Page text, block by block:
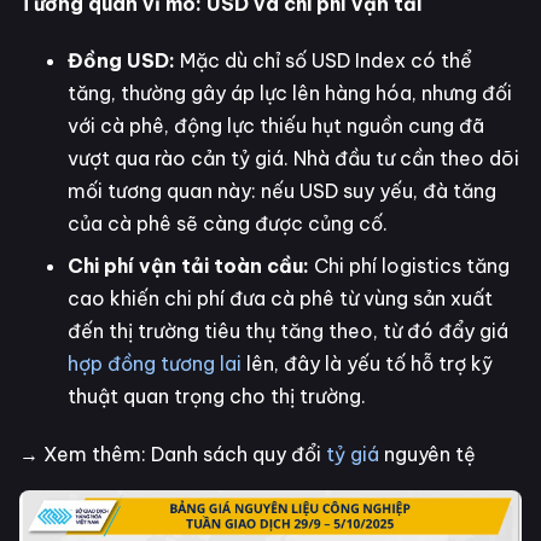
Đồng USD: Mặc dù chỉ số USD Index có thể
tăng, thường gây áp lực lên hàng hóa, nhưng đối
với cà phê, động lực thiếu hụt nguồn cung đã
vượt qua rào cản tỷ giá. Nhà đầu tư cần theo dõi
mối tương quan này: nếu USD suy yếu, đà tăng
của cà phê sẽ càng được củng cố.
Chi phí vận tải toàn cầu: Chi phí logistics tăng
cao khiến chi phí đưa cà phê từ vùng sản xuất
đến thị trường tiêu thụ tăng theo, từ đó đẩy giá
hợp đồng tương lai lên, đây là yếu tố hỗ trợ kỹ
thuật quan trọng cho thị trường.
→ Xem thêm: Danh sách quy đổi tỷ giá nguyên tệ